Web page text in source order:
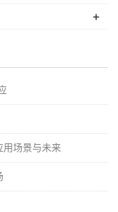
+
场景与未来